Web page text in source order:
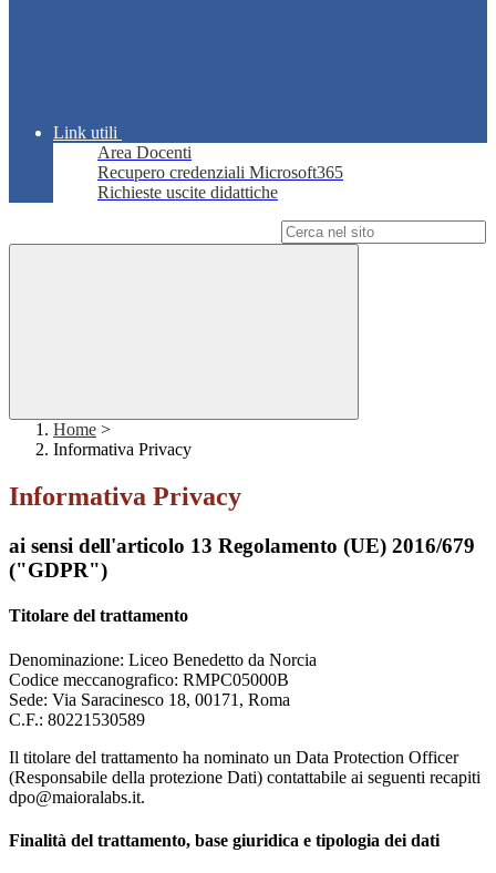
Link utili
Area Docenti
Recupero credenziali Microsoft365
Richieste uscite didattiche
Home >
Informativa Privacy
Informativa Privacy
ai sensi dell'articolo 13 Regolamento (UE) 2016/679
("GDPR")
Titolare del trattamento
Denominazione: Liceo Benedetto da Norcia
Codice meccanografico: RMPC05000B
Sede: Via Saracinesco 18, 00171, Roma
C.F.: 80221530589
Il titolare del trattamento ha nominato un Data Protection Officer
(Responsabile della protezione Dati) contattabile ai seguenti recapiti
dpo@maioralabs.it.
Finalità del trattamento, base giuridica e tipologia dei dati